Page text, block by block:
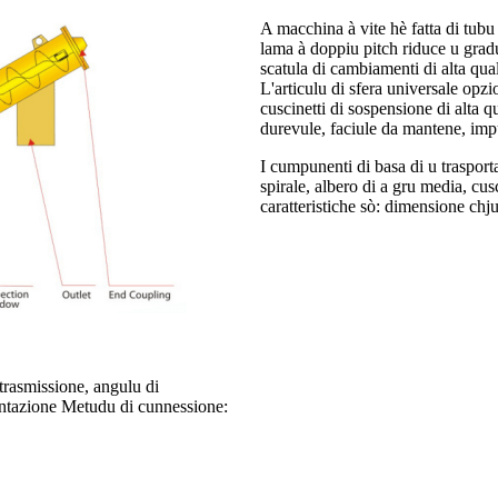
A macchina à vite hè fatta di
lama à doppiu pitch riduce u
scatula di cambiamenti di alta
L'articulu di sfera universale
cuscinetti di sospensione di alta
durevule, faciule da mantene,
I cumpunenti di basa di u
spirale, albero di a gru media,
caratteristiche sò: dimensione
angulu di
Metudu di cunnessione: